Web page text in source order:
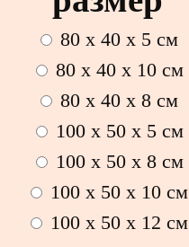
80 x 40 x 5 см
80 x 40 x 10 см
80 x 40 x 8 см
100 x 50 x 5 см
100 х 50 х 8 см
100 x 50 x 10 см
100 x 50 x 12 см